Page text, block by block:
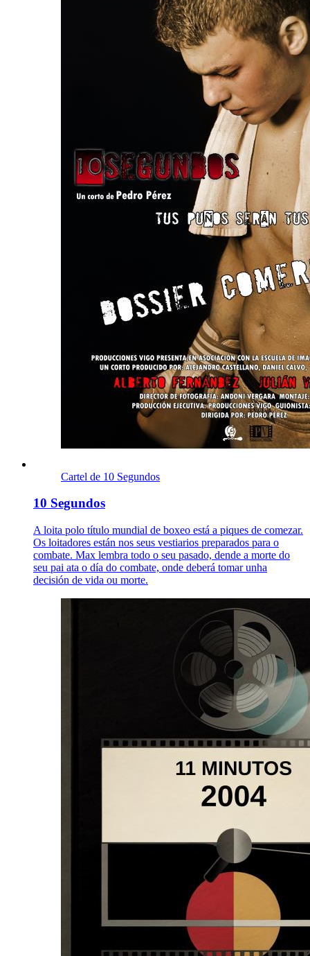
Cartel de 10 Segundos
10 Segundos
A loita polo título mundial de boxeo está a piques de comezar.
Os loitadores están nos seus vestiarios preparados para o
combate. Max lembra todo o seu pasado, dende a morte do
seu pai ata o día do combate, onde deberá tomar unha
decisión de vida ou morte.